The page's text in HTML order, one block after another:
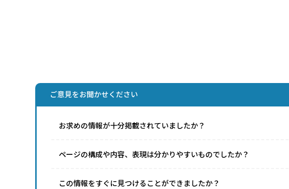
ご意見をお聞かせください
お求めの情報が十分掲載されていましたか？
ページの構成や内容、表現は分かりやすいものでしたか？
この情報をすぐに見つけることができましたか？